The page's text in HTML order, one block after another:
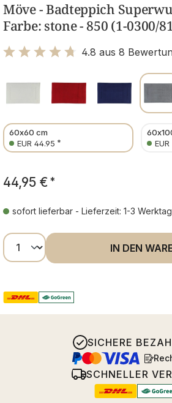
Möve - Badteppich
Farbe: stone - 850 (1-0300/
4.8 aus 8
60x60 cm
EUR 44.95 *
44,95 € *
sofort lieferbar - Lieferzeit: 1-3
Produkt Anzahl: Gib den
IN DEN
SICHERE
SCHNELLER